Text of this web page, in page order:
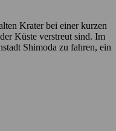
Krater bei einer kurzen
Küste verstreut sind. Im
Shimoda zu fahren, ein